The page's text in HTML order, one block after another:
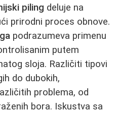
piling deluje na
prirodni proces obnove.
podrazumeva primenu
putem
sloja. Različiti tipovi
do dubokih,
problema, od
bora. Iskustva sa